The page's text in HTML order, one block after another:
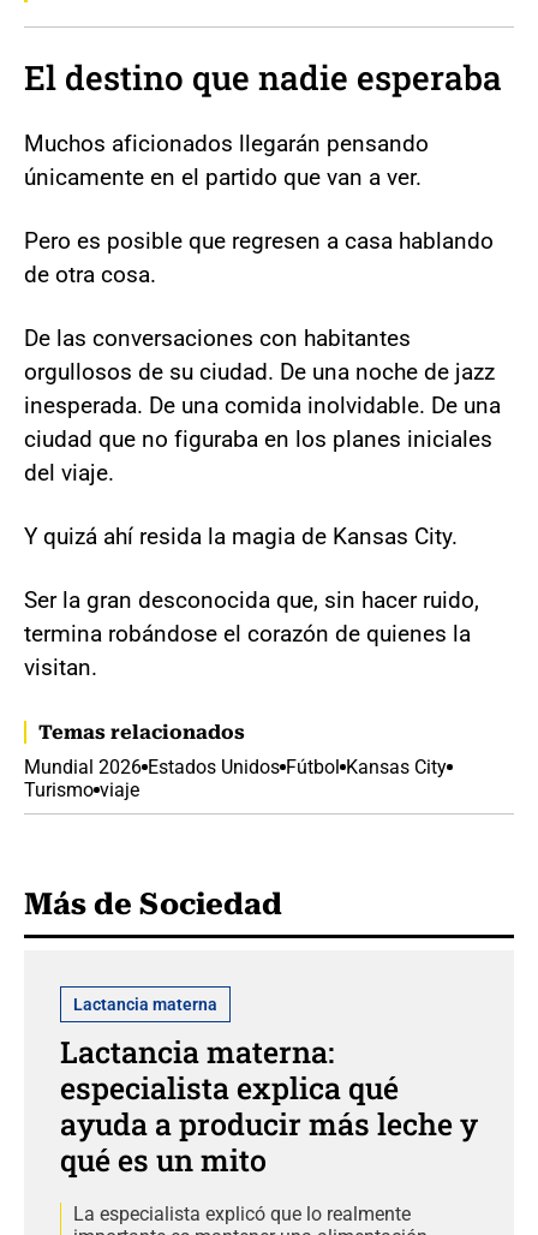
El destino que nadie esperaba
Muchos aficionados llegarán pensando
únicamente en el partido que van a ver.
Pero es posible que regresen a casa hablando
de otra cosa.
De las conversaciones con habitantes
orgullosos de su ciudad. De una noche de jazz
inesperada. De una comida inolvidable. De una
ciudad que no figuraba en los planes iniciales
del viaje.
Y quizá ahí resida la magia de Kansas City.
Ser la gran desconocida que, sin hacer ruido,
termina robándose el corazón de quienes la
visitan.
Temas relacionados
Mundial 2026 Estados Unidos Fútbol Kansas City
Turismo viaje
Más de Sociedad
Lactancia materna
Lactancia materna:
especialista explica qué
ayuda a producir más leche y
qué es un mito
La especialista explicó que lo realmente